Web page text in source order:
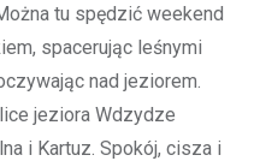
tu spędzić weekend
spacerując leśnymi
nad jeziorem.
jeziora Wdzydze
i Kartuz. Spokój, cisza i